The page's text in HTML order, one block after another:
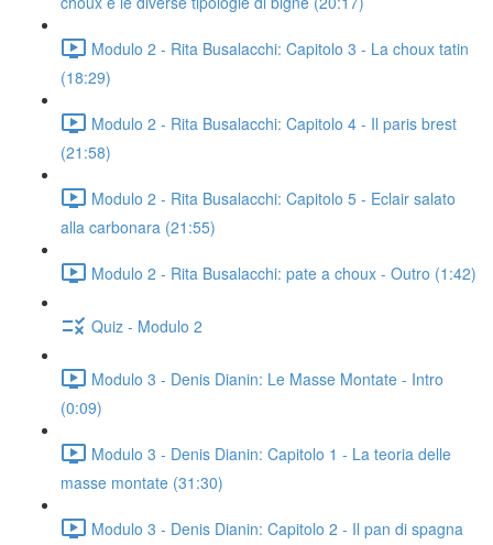
Modulo 2 - Rita Busalacchi: Capitolo 3 - La choux tatin
(18:29)
Modulo 2 - Rita Busalacchi: Capitolo 4 - Il paris brest
(21:58)
Modulo 2 - Rita Busalacchi: Capitolo 5 - Eclair salato
alla carbonara (21:55)
Modulo 2 - Rita Busalacchi: pate a choux - Outro (1:42)
Quiz - Modulo 2
Modulo 3 - Denis Dianin: Le Masse Montate - Intro
(0:09)
Modulo 3 - Denis Dianin: Capitolo 1 - La teoria delle
masse montate (31:30)
Modulo 3 - Denis Dianin: Capitolo 2 - Il pan di spagna